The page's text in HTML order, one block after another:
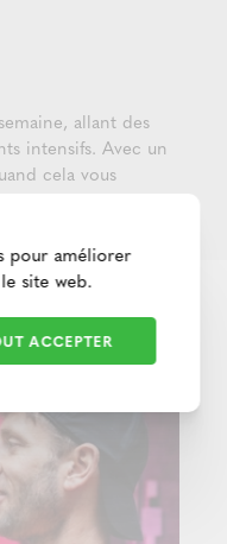
allant des
intensifs. Avec un
cela vous
pour améliorer
site web.
ACCEPTER